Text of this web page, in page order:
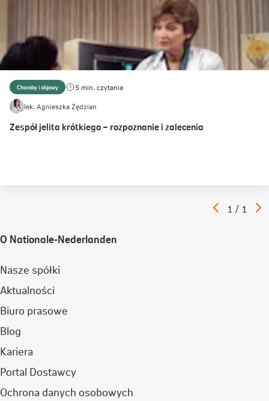
Poprzedni
artykuł
Artykuł
1 / 1
Choroby i objawy
5 min. czytania
lek. Agnieszka Żędzian
Zespół jelita krótkiego – rozpoznanie i zalecenia
O Nationale-Nederlanden
Nasze spółki
Aktualności
Biuro prasowe
Blog
Kariera
Portal Dostawcy
Ochrona danych osobowych